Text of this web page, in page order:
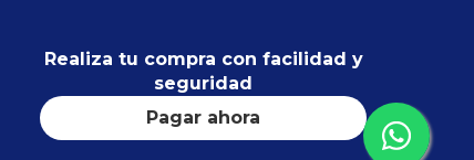
Realiza tu compra con facilidad y
seguridad
Pagar ahora